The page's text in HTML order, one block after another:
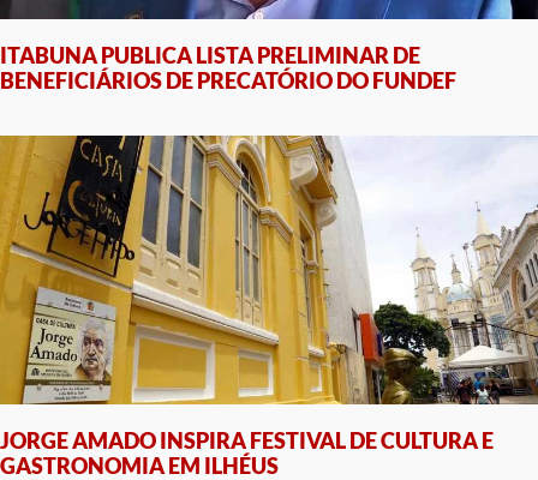
ITABUNA PUBLICA LISTA PRELIMINAR DE
BENEFICIÁRIOS DE PRECATÓRIO DO FUNDEF
JORGE AMADO INSPIRA FESTIVAL DE CULTURA E
GASTRONOMIA EM ILHÉUS